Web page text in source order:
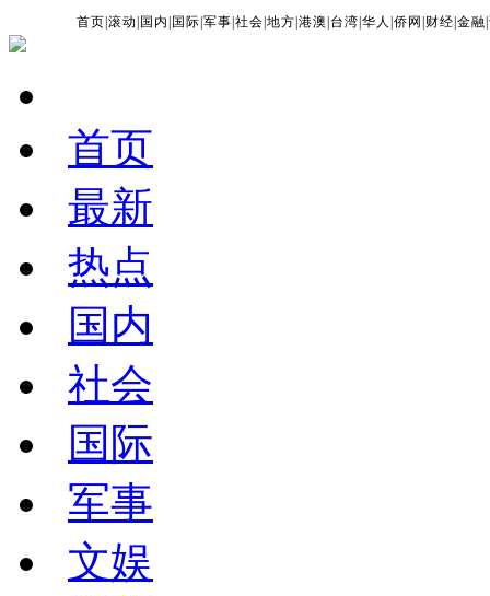
首页 |滚动 国内 国际 |军事 |社会 |地方 |港澳 台湾 |华人 |侨网 财经 |金融 |
首页
最新
热点
国内
社会
国际
军事
文娱